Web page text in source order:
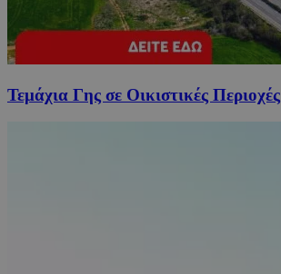
Τεμάχια Γης σε Οικιστικές Περιοχές